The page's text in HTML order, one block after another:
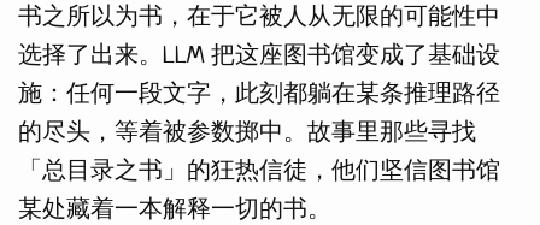
书之所以为书，在于它被人从无限的可能性中
选择了出来。LLM 把这座图书馆变成了基础设
施：任何一段文字，此刻都躺在某条推理路径
的尽头，等着被参数掷中。故事里那些寻找
「总目录之书」的狂热信徒，他们坚信图书馆
某处藏着一本解释一切的书。